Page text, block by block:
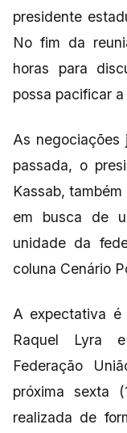
presidente
No fim da
horas para
possa pacificar
As negociações
passada, o
Kassab,
em busca de
unidade da
coluna Cenário
A expectativa
Raquel Lyra
Federação
próxima sexta
realizada de